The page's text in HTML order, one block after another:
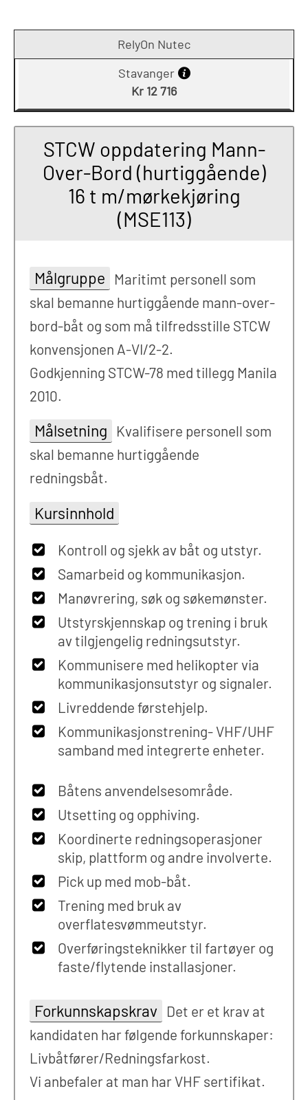
RelyOn Nutec
Stavanger
Kr 12 716
STCW oppdatering Mann-
Over-Bord (hurtiggående)
16 t m/mørkekjøring
(MSE113)
Målgruppe
Maritimt personell som
skal bemanne hurtiggående mann-over-
bord-båt og som må tilfredsstille STCW
konvensjonen A-VI/2-2.
Godkjenning STCW-78 med tillegg Manila
2010.
Målsetning
Kvalifisere personell som
skal bemanne hurtiggående
redningsbåt.
Kursinnhold
Kontroll og sjekk av båt og utstyr.
Samarbeid og kommunikasjon.
Manøvrering, søk og søkemønster.
Utstyrskjennskap og trening i bruk
av tilgjengelig redningsutstyr.
Kommunisere med helikopter via
kommunikasjonsutstyr og signaler.
Livreddende førstehjelp.
Kommunikasjonstrening- VHF/UHF
samband med integrerte enheter.
Båtens anvendelsesområde.
Utsetting og opphiving.
Koordinerte redningsoperasjoner
skip, plattform og andre involverte.
Pick up med mob-båt.
Trening med bruk av
overflatesvømmeutstyr.
Overføringsteknikker til fartøyer og
faste/flytende installasjoner.
Forkunnskapskrav
Det er et krav at
kandidaten har følgende forkunnskaper:
Livbåtfører/Redningsfarkost.
Vi anbefaler at man har VHF sertifikat.